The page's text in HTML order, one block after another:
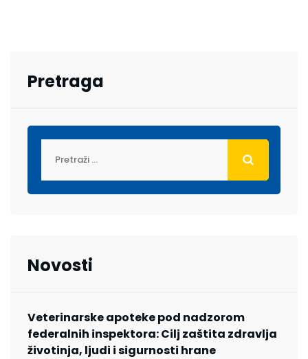
Pretraga
Novosti
Veterinarske apoteke pod nadzorom
federalnih inspektora: Cilj zaštita zdravlja
životinja, ljudi i sigurnosti hrane